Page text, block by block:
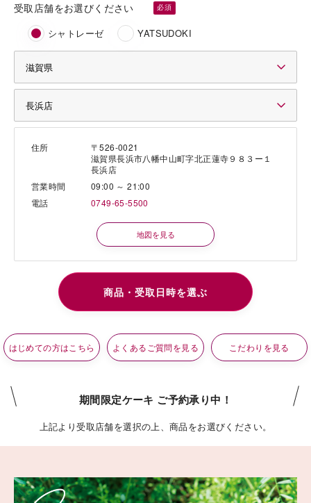
受取店舗をお選びください
シャトレーゼ YATSUDOKI
住所
〒526-0021
滋賀県長浜市八幡中山町字北正蓮寺９８３ー１
長浜店
営業時間
09:00 ～ 21:00
電話
0749-65-5500
地図を見る
はじめての方はこちら よくあるご質問を見る こだわりを見る
期間限定ケーキ ご予約承り中！
上記より受取店舗を選択の上、商品をお選びください。